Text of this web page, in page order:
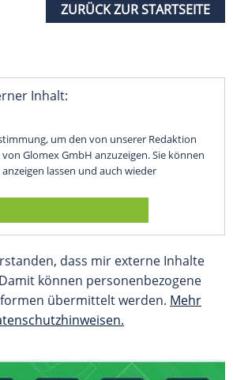
ZURÜCK ZUR STARTSEITE
Inhalt:
um den von unserer Redaktion
Glomex GmbH anzuzeigen. Sie können
lassen und auch wieder
dass mir externe Inhalte
können personenbezogene
übermittelt werden. Mehr